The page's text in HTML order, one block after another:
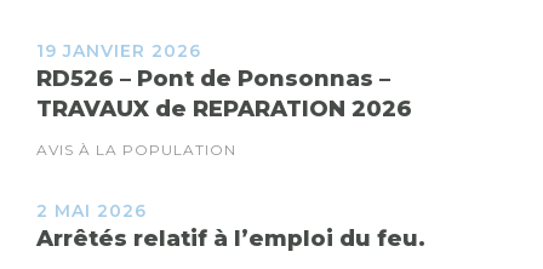
19 JANVIER 2026
RD526 – Pont de Ponsonnas –
TRAVAUX de REPARATION 2026
AVIS À LA POPULATION
2 MAI 2026
Arrêtés relatif à l’emploi du feu.